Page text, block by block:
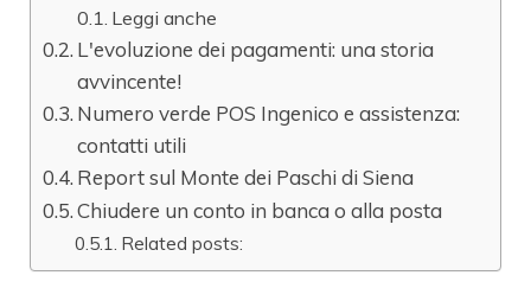
Leggi anche
L'evoluzione dei pagamenti: una storia
avvincente!
Numero verde POS Ingenico e assistenza:
contatti utili
Report sul Monte dei Paschi di Siena
Chiudere un conto in banca o alla posta
Related posts: